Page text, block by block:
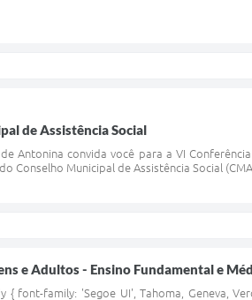
de Assistência Social
Antonina convida você para a VI
Conselho Municipal de Assistência Social
e Adultos - Ensino Fundamental e
{ font-family: 'Segoe UI', Tahoma, Geneva,